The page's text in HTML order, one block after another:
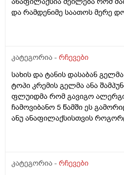
და რამდენიმე საათოს მერე
კატეგორია - რჩევები
სახის და ტანის დასაბან
ტოპი კრემის გელმა ანა
ფლუიდმა რომ გავიგო
ჩამოვიბანო 5 წამში ეს
ანუ ანაფილაქსისთვის
ანაფილაქცია განვითარდეს
კონკრეტული რაღაც
კატეგორია - რჩევები